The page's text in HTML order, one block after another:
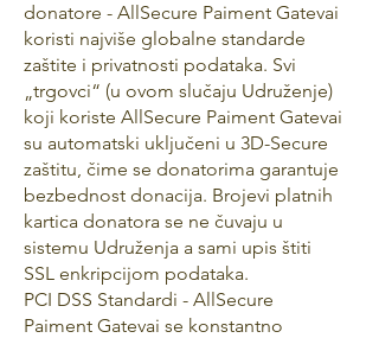
donatore - AllSecure Paiment Gatevai
koristi najviše globalne standarde
zaštite i privatnosti podataka. Svi
„trgovci“ (u ovom slučaju Udruženje)
koji koriste AllSecure Paiment Gatevai
su automatski uključeni u 3D-Secure
zaštitu, čime se donatorima garantuje
bezbednost donacija. Brojevi platnih
kartica donatora se ne čuvaju u
sistemu Udruženja a sami upis štiti
SSL enkripcijom podataka.
PCI DSS Standardi - AllSecure
Paiment Gatevai se konstantno